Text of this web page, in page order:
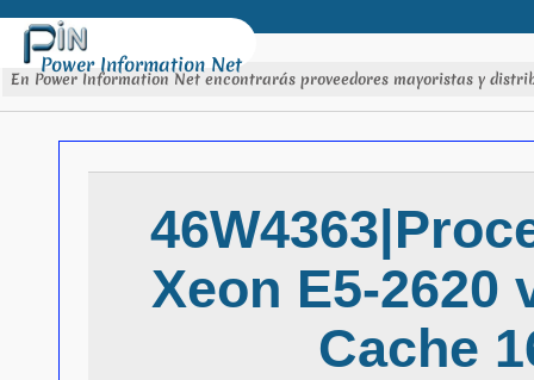
Power Information Net
En Power Information Net encontrarás proveedores mayoristas y
Xeon E5-2620
Cache